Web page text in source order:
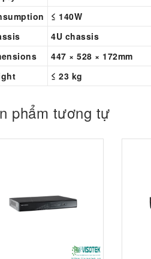
≤ 140W
4U chassis
447 × 528 × 172mm
≤ 23 kg
phẩm tương tự